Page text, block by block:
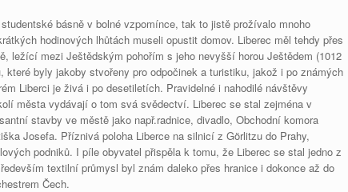
básně v bolné vzpomínce, tak to jistě prožívalo mnoho
hodinových lhůtách museli opustit domov. Liberec měl tehdy přes
ležící mezi Ještědským pohořím s jeho nevyšší horou Ještědem (1012
které byly jakoby stvořeny pro odpočinek a turistiku, jakož i po známých
Liberci je živá i po desetiletích. Pravidelné i nahodilé návštěvy
města vydávají o tom svá svědectví. Liberec se stal zejména v
stavby ve městě jako např.radnice, divadlo, Obchodní komora
Josefa. Příznivá poloha Liberce na silnicí z Görlitzu do Prahy,
podniků. I píle obyvatel přispěla k tomu, že Liberec se stal jedno z
textilní průmysl byl znám daleko přes hranice i dokonce až do
Čech.